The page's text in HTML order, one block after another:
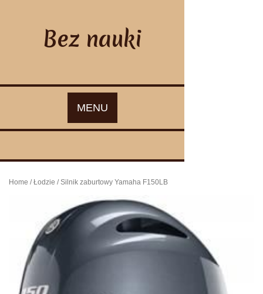
Bez nauki
MENU
Home /Łodzie / Silnik zaburtowy Yamaha F150LB